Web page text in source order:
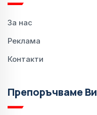
За нас
Реклама
Контакти
Препоръчваме Ви